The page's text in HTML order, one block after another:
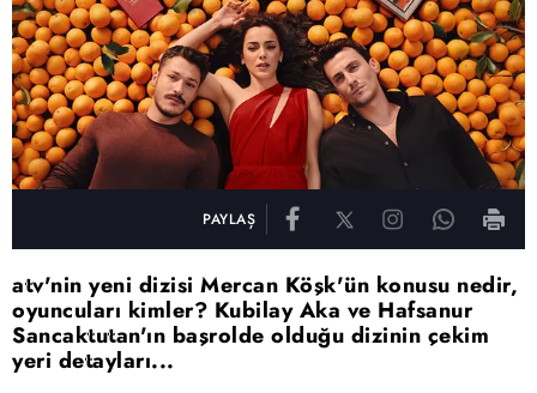
PAYLAŞ
atv'nin yeni dizisi Mercan Köşk'ün konusu nedir,
oyuncuları kimler? Kubilay Aka ve Hafsanur
Sancaktutan'ın başrolde olduğu dizinin çekim
yeri detayları...